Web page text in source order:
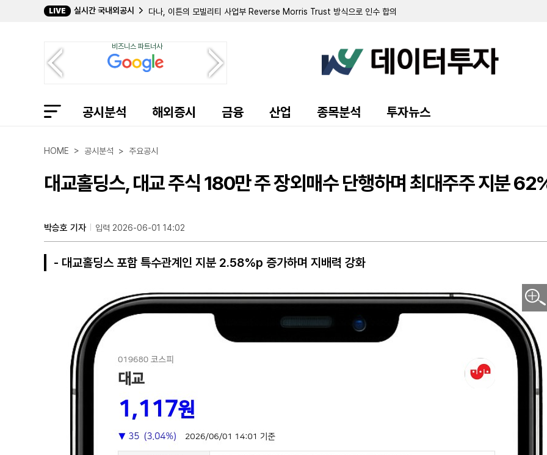
LIVE 실시간 국내외공시
[후속] 뮬러 워터 프라덕츠, 3분기 법인세 혜택에 유효세율 15.7%로 급감
리퀴디티 서비시스, 텍사스·애리조나에 신규 사업장 확보…신용도 3500만 달러 만기 연장
서버번 프로판, 45Z 세액공제 반영에 9개월 누적 순이익 1억 6579만 달러로 증가
굿이어 타이어, IRS와 2021년 지식재산권 거래 세무 분쟁 합의
ITT, 상반기 SPX 플로우 인수에 43억 달러 투입…회계 분류 변경으로 투명성 강화
FVC뱅크코프, 2분기 순이익 822만 달러…전년비 45% 증가
비즈니스 파트너사
공시분석 해외증시 금융 산업 종목분석 투자뉴스
HOME > 공시분석 > 주요공시
대교홀딩스, 대교 주식 180만 주 장외매수 단행하며 최대주주 지분
박승호 기자 입력 2026-06-01 14:02
- 대교홀딩스 포함 특수관계인 지분 2.58%p 증가하며 지배력 강화